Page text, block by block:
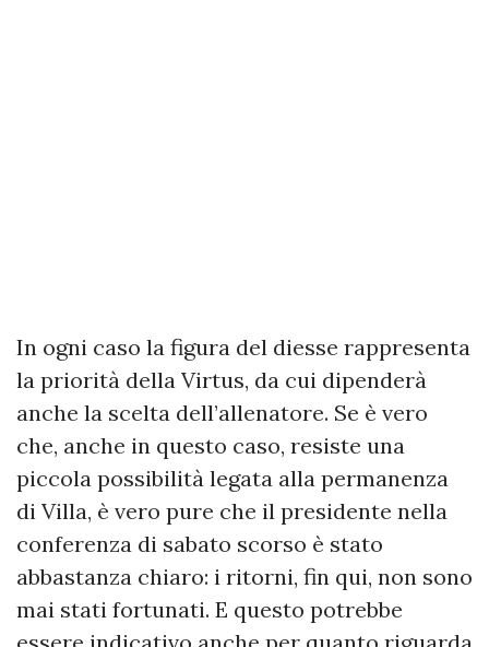
In ogni caso la figura del diesse rappresenta
la priorità della Virtus, da cui dipenderà
anche la scelta dell’allenatore. Se è vero
che, anche in questo caso, resiste una
piccola possibilità legata alla permanenza
di Villa, è vero pure che il presidente nella
conferenza di sabato scorso è stato
abbastanza chiaro: i ritorni, fin qui, non sono
mai stati fortunati. E questo potrebbe